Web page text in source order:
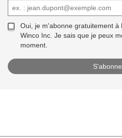
Oui, je m'abonne gratuitement
Winco Inc. Je sais que je peux
moment.